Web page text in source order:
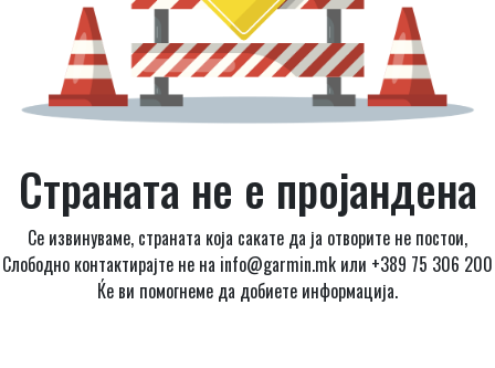
Страната не е пројандена
Се извинуваме, страната која сакате да ја отворите не постои,
Слободно контактирајте не на info@garmin.mk или +389 75 306 200
Ќе ви помогнеме да добиете информација.